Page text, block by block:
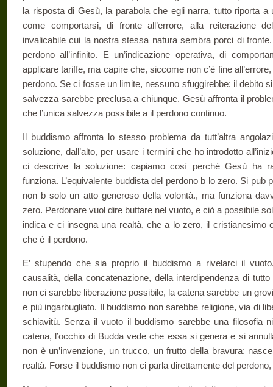
la risposta di Gesù, la parabola che egli narra, tutto riporta a
come comportarsi, di fronte all’errore, alla reitera­zione
invalicabile cui la nostra stessa natura sembra porci di
perdono all’infinito. E un’indicazione operativa, di
applicare tariffe, ma capire che, siccome non c’è fine
perdono. Se ci fosse un limite, nessuno sfuggirebbe: il debito
salvezza sarebbe preclusa a chiunque. Gesù affronta il
che l’uni­ca salvezza possibile a il perdono continuo.
Il buddismo affronta lo stesso problema da tutt’altra
soluzione, dall’alto, per usare i ter­mini che ho introdotto
ci descrive la soluzione: capiamo così perché Gesù ha
funziona. L’equivalente buddista del perdono b lo zero. Si pub
non b solo un atto generoso della volontà., ma funziona
zero. Perdonare vuol dire buttare nel vuoto, e ciò a possibile
indica e ci insegna una realtà, che a lo zero, il cristianesimo
che è il perdono.
E’ stupendo che sia proprio il buddismo a rivelarci il
causalità, della concatenazione, della in­terdipendenza di
non ci sa­rebbe liberazione possibile, la catena sarebbe un
e più ingarbugliato. Il buddismo non sareb­be religione, via di
schiavitù. Senza il vuoto il buddismo sarebbe una filosofia
catena, l’occhio di Budda vede che essa si genera e si
non è un’invenzione, un trucco, un frutto della bravura:
realtà. Forse il buddismo non ci parla direttamente del